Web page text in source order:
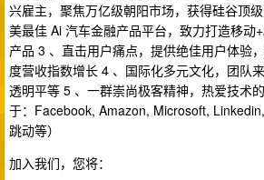
兴雇主，聚焦万亿级朝阳市场，获得硅谷顶
美最佳 Ai 汽车金融产品平台，致力打造移动
产品 3 、直击用户痛点，提供绝佳用户体验
度营收指数增长 4 、国际化多元文化，团队
透明平等 5 、一群崇尚极客精神，热爱技术
于：Facebook, Amazon, Microsoft,
跳动等）
加入我们，您将：